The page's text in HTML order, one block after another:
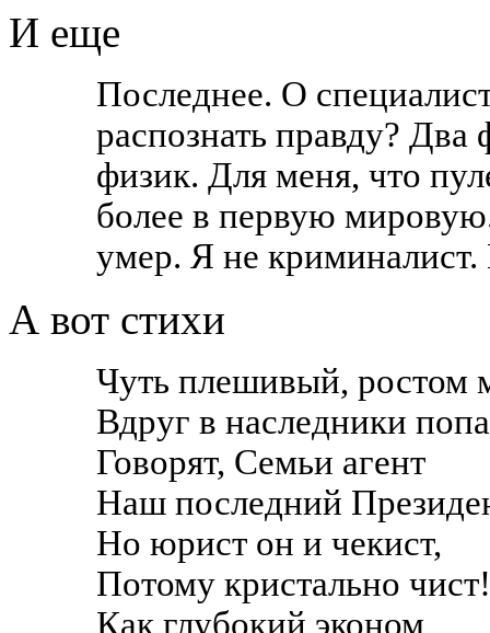
И еще
Последнее. О
распознать правду?
физик. Для меня, что
более в первую
умер. Я не криминалист.
А вот стихи
Чуть плешивый, ростом
Вдруг в наследники
Говорят, Семьи агент
Наш последний
Но юрист он и чекист,
Потому кристально чист!
Как глубокий эконом